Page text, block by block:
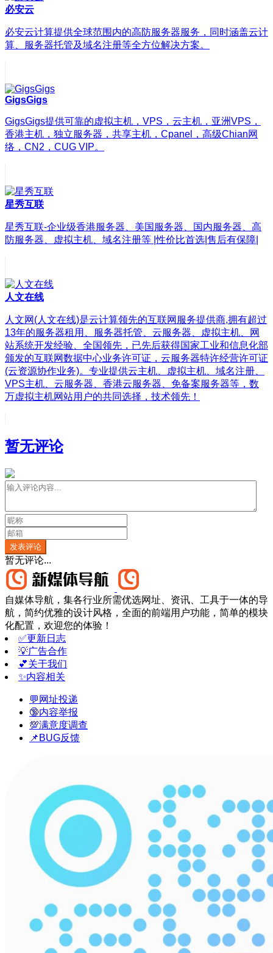
必安云
必安云计算提供全球范围内的高防服务器服务，同时涵盖云计
算、服务器托管及域名注册等全方位解决方案。
GigsGigs
GigsGigs提供可靠的虚拟主机，VPS，云主机，亚洲VPS，
香港主机，独立服务器，共享主机，Cpanel，高级Chian网
络，CN2，CUG VIP。
星秀互联
星秀互联-企业级香港服务器、美国服务器、国内服务器、高
防服务器、虚拟主机、域名注册等 |性价比首选|售后有保障|
人文在线
人文网(人文在线)是云计算领先的互联网服务提供商,拥有超过
13年的服务器租用、服务器托管、云服务器、虚拟主机、网
站系统开发经验、全国领先，已先后获得国家工业和信息化部
颁发的互联网数据中心业务许可证，云服务器特许经营许可证
(云资源协作业务)。专业提供云主机、虚拟主机、域名注册、
VPS主机、云服务器、香港云服务器、免备案服务器等，数
万虚拟主机网站用户的共同选择，技术领先！
暂无评论
发表评论
暂无评论...
自媒体导航，集各行业所需优选网址、资讯、工具于一体的导
航，简约优雅的设计风格，全面的前端用户功能，简单的模块
化配置，欢迎您的体验！
✅更新日志
💡广告合作
💕关于我们
✨内容相关
💬网址投递
🔞内容举报
💯满意度调查
📌BUG反馈